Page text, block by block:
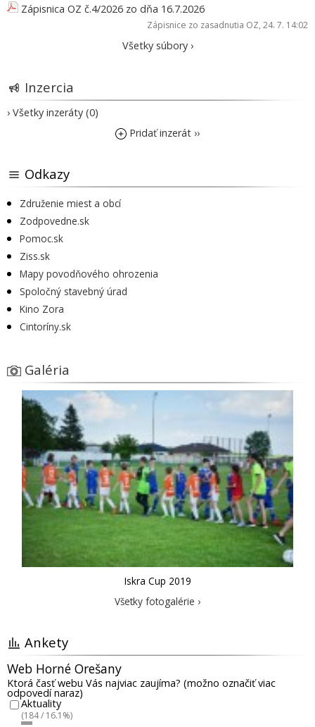
Zápisnica OZ č.4/2026 zo dňa 16.7.2026
Zápisnice zo zasadnutia OZ, 24. 7. 14:02
Všetky súbory ›
Inzercia
› Všetky inzeráty (0)
Pridať inzerát ››
Odkazy
Združenie miest a obcí
Zodpovedne.sk
Pomoc.sk
Ziss.sk
Mapy povodňového ohrozenia
Spoločný stavebný úrad
Kino Zora
Cintoríny.sk
Galéria
Iskra Cup 2019
Všetky fotogalérie ›
Ankety
Web Horné Orešany
Ktorá časť webu Vás najviac zaujíma? (možno označiť viac
odpovedí naraz)
Aktuality
(184 / 16.1%)